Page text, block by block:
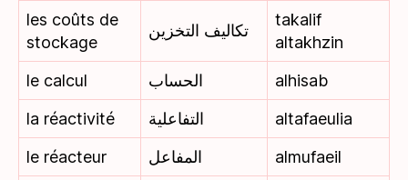
les coûts de
stockage
تكاليف التخزين
takalif
altakhzin
le calcul
الحساب
alhisab
la réactivité
التفاعلية
altafaeulia
le réacteur
المفاعل
almufaeil